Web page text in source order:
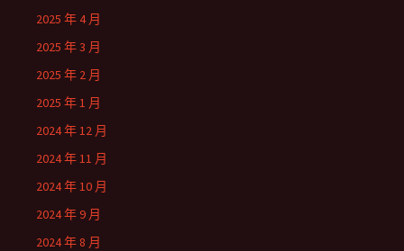
2025 年 4 月
2025 年 3 月
2025 年 2 月
2025 年 1 月
2024 年 12 月
2024 年 11 月
2024 年 10 月
2024 年 9 月
2024 年 8 月